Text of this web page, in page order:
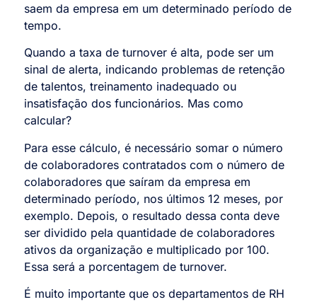
saem da empresa em um determinado período de
tempo.
Quando a taxa de turnover é alta, pode ser um
sinal de alerta, indicando problemas de retenção
de talentos, treinamento inadequado ou
insatisfação dos funcionários. Mas como
calcular?
Para esse cálculo, é necessário somar o número
de colaboradores contratados com o número de
colaboradores que saíram da empresa em
determinado período, nos últimos 12 meses, por
exemplo. Depois, o resultado dessa conta deve
ser dividido pela quantidade de colaboradores
ativos da organização e multiplicado por 100.
Essa será a porcentagem de turnover.
É muito importante que os departamentos de RH